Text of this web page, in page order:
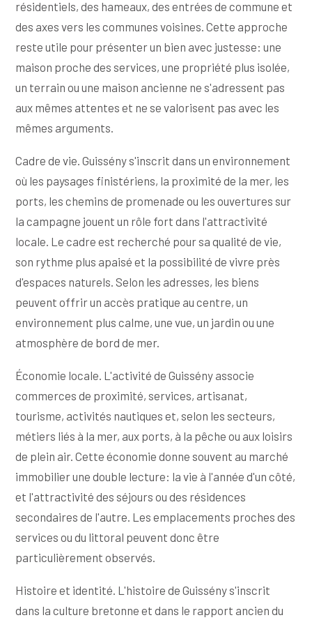
résidentiels, des hameaux, des entrées de commune et
des axes vers les communes voisines. Cette approche
reste utile pour présenter un bien avec justesse: une
maison proche des services, une propriété plus isolée,
un terrain ou une maison ancienne ne s'adressent pas
aux mêmes attentes et ne se valorisent pas avec les
mêmes arguments.
Cadre de vie. Guissény s'inscrit dans un environnement
où les paysages finistériens, la proximité de la mer, les
ports, les chemins de promenade ou les ouvertures sur
la campagne jouent un rôle fort dans l'attractivité
locale. Le cadre est recherché pour sa qualité de vie,
son rythme plus apaisé et la possibilité de vivre près
d'espaces naturels. Selon les adresses, les biens
peuvent offrir un accès pratique au centre, un
environnement plus calme, une vue, un jardin ou une
atmosphère de bord de mer.
Économie locale. L'activité de Guissény associe
commerces de proximité, services, artisanat,
tourisme, activités nautiques et, selon les secteurs,
métiers liés à la mer, aux ports, à la pêche ou aux loisirs
de plein air. Cette économie donne souvent au marché
immobilier une double lecture: la vie à l'année d'un côté,
et l'attractivité des séjours ou des résidences
secondaires de l'autre. Les emplacements proches des
services ou du littoral peuvent donc être
particulièrement observés.
Histoire et identité. L'histoire de Guissény s'inscrit
dans la culture bretonne et dans le rapport ancien du